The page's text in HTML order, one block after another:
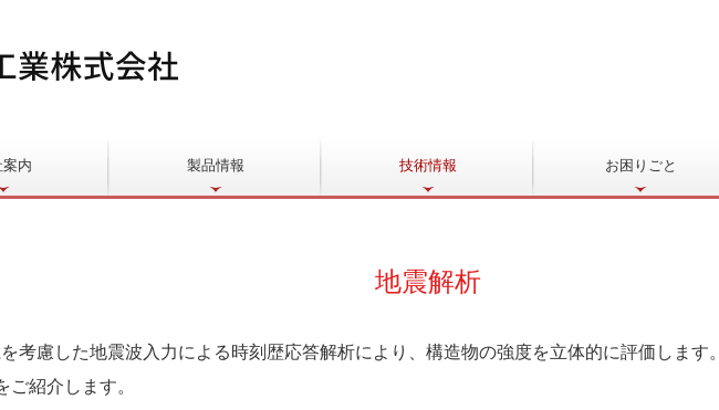
内 製品情報 技術情報 お困りごと
地震解析
考慮した地震波入力による時刻歴応答解析により、構造物の強度を立体的に評価します。
紹介します。